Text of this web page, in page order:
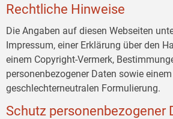
Rechtliche Hinweise
Die Angaben auf diesen Webseiten
Impressum, einer Erklärung über den
einem Copyright-Vermerk,
personenbezogener Daten sowie
geschlechterneutralen Formulierung.
Schutz personenbezogener